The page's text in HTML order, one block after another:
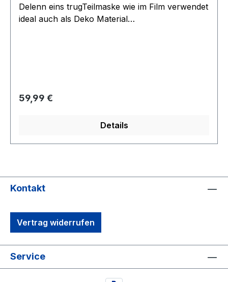
Delenn eins trugTeilmaske wie im Film verwendet
ideal auch als Deko Material
Regulärer Preis:
59,99 €
Details
Kontakt
Vertrag widerrufen
Service